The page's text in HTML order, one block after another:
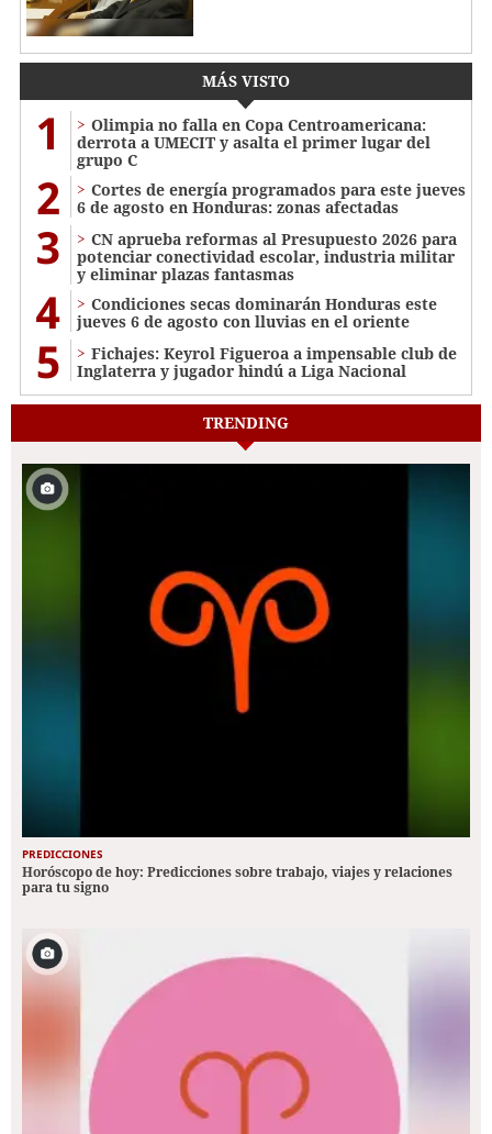
MÁS VISTO
1
Olimpia no falla en Copa Centroamericana:
derrota a UMECIT y asalta el primer lugar del
grupo C
2
Cortes de energía programados para este jueves
6 de agosto en Honduras: zonas afectadas
3
CN aprueba reformas al Presupuesto 2026 para
potenciar conectividad escolar, industria militar
y eliminar plazas fantasmas
4
Condiciones secas dominarán Honduras este
jueves 6 de agosto con lluvias en el oriente
5
Fichajes: Keyrol Figueroa a impensable club de
Inglaterra y jugador hindú a Liga Nacional
TRENDING
PREDICCIONES
Horóscopo de hoy: Predicciones sobre trabajo, viajes y relaciones
para tu signo